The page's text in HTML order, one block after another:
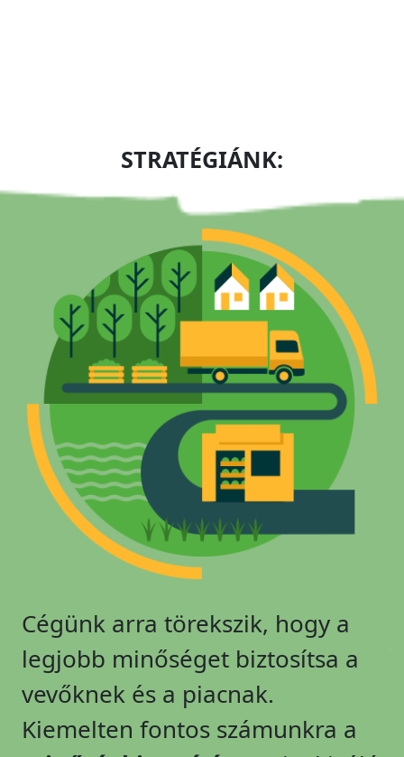
STRATÉGIÁNK:
Cégünk arra törekszik, hogy a
legjobb minőséget biztosítsa a
vevőknek és a piacnak.
Kiemelten fontos számunkra a